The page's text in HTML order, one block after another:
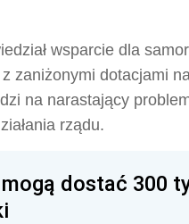
wsparcie dla
zaniżonymi dotacjami
na narastający
rządu.
dostać 300